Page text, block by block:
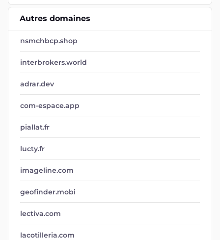
Autres domaines
nsmchbcp.shop
interbrokers.world
adrar.dev
com-espace.app
piallat.fr
lucty.fr
imageline.com
geofinder.mobi
lectiva.com
lacotilleria.com